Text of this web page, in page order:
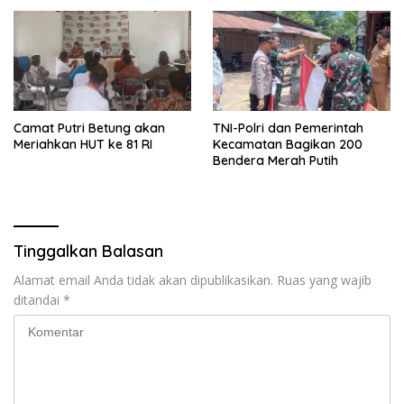
Camat Putri Betung akan
Meriahkan HUT ke 81 RI
TNI-Polri dan Pemerintah
Kecamatan Bagikan 200
Bendera Merah Putih
Tinggalkan Balasan
Alamat email Anda tidak akan dipublikasikan. Ruas yang wajib
ditandai *